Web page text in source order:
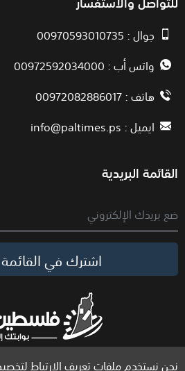
نحن نستخدم ملفات تعريف الارتباط
جوال : 00970593010735
واتس أب : 00972592034000
هاتف : 00972082886017
ايميل :info@paltimes.ps
القائمة البريدية
اشترك في القائمة